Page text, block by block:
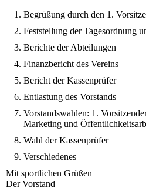
Begrüßung durch den 1.
Feststellung der Tagesordnung
Berichte der Abteilungen
Finanzbericht des Vereins
Bericht der Kassenprüfer
Entlastung des Vorstands
Vorstandswahlen: 1.
Marketing und
Wahl der Kassenprüfer
Verschiedenes
Mit sportlichen Grüßen
Der Vorstand